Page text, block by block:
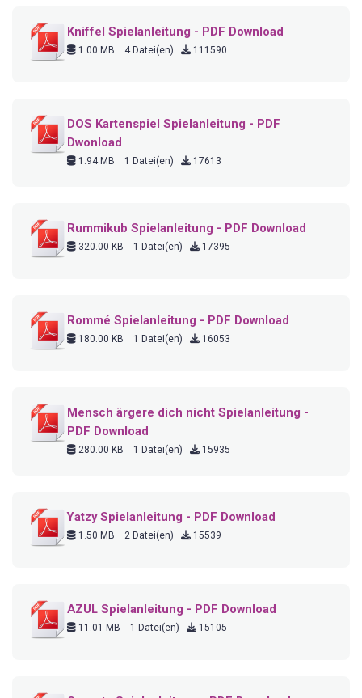
Kniffel Spielanleitung - PDF Download
1.00 MB 4 Datei(en) 111590
DOS Kartenspiel Spielanleitung - PDF
Dwonload
1.94 MB 1 Datei(en) 17613
Rummikub Spielanleitung - PDF Download
320.00 KB 1 Datei(en) 17395
Rommé Spielanleitung - PDF Download
180.00 KB 1 Datei(en) 16053
Mensch ärgere dich nicht Spielanleitung -
PDF Download
280.00 KB 1 Datei(en) 15935
Yatzy Spielanleitung - PDF Download
1.50 MB 2 Datei(en) 15539
AZUL Spielanleitung - PDF Download
11.01 MB 1 Datei(en) 15105